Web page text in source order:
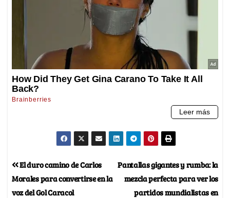
Pantallas gigantes y rumba: la
mezcla perfecta para ver los
partidos mundialistas en
El duro camino de Carlos
Morales para convertirse en la
voz del Gol Caracol